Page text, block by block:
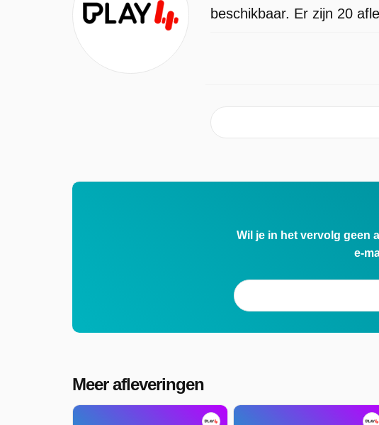
beschikbaar. Er zijn 20
Wil je in het vervolg geen
e-
Meer afleveringen